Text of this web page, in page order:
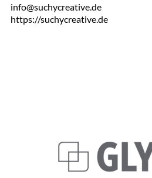
info@suchycreative.de
https://suchycreative.de